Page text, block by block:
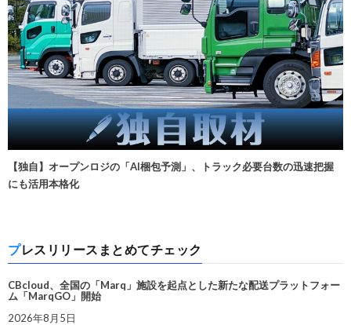
【独自】オープンロジの「AI梱包予測」、トラック必要台数の迅速把握
にも活用本格化
プレスリリースまとめてチェック
CBcloud、全国の「Marq」施設を起点とした新たな配送プラットフォー
ム「MarqGO」開始
2026年8月5日